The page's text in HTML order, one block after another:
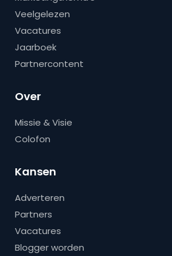
Veelgelezen
Vacatures
Jaarboek
Partnercontent
Over
Missie & Visie
Colofon
Kansen
Adverteren
Partners
Vacatures
Blogger worden